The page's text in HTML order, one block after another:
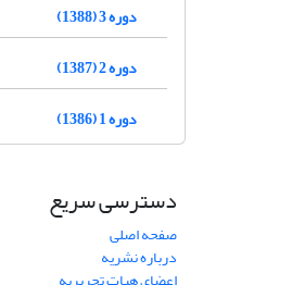
دوره 3 (1388)
دوره 2 (1387)
دوره 1 (1386)
دسترسی سریع
صفحه اصلی
درباره نشریه